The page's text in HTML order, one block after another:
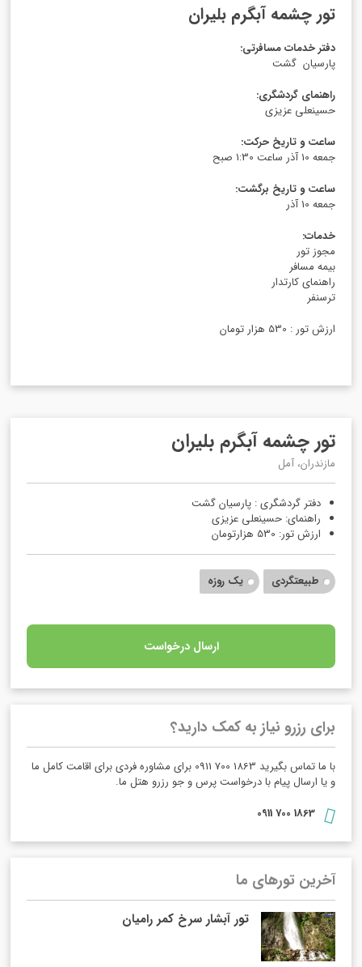
تور چشمه آبگرم بلیران
دفتر خدمات مسافرتی:
پارسیان گشت
راهنمای گردشگری:
حسینعلی عزیزی
ساعت و تاریخ حرکت:
جمعه 10 آذر ساعت 1:30 صبح
ساعت و تاریخ برگشت:
جمعه 10 آذر
خدمات:
مجوز تور
بیمه مسافر
راهنمای کارتدار
ترسنفر
ارزش تور : 530 هزار تومان
تور چشمه آبگرم بلیران
مازندران، آمل
دفتر گردشگری : پارسیان گشت
راهنمای: حسینعلی عزیزی
ارزش تور: 530 هزارتومان
طبیعتگردی یک روزه
ارسال درخواست
برای رزرو نیاز به کمک دارید؟
با ما تماس بگیرید 1863 700 0911 برای مشاوره فردی برای اقامت کامل ما
و یا ارسال پیام با درخواست پرس و جو رزرو هتل ما.
1863 700 0911
آخرین تورهای ما
تور آبشار سرخ کمر رامیان